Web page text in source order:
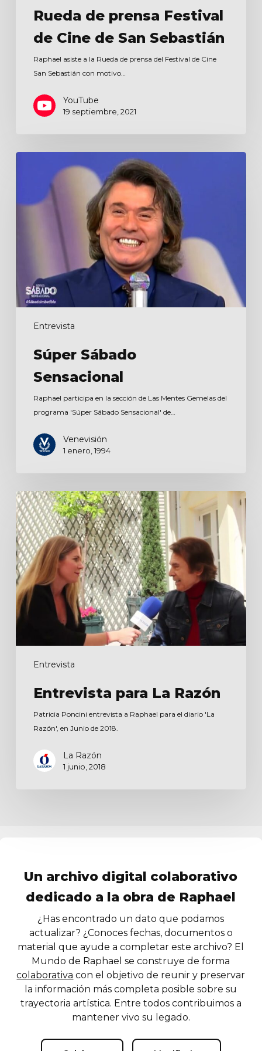
Rueda de prensa Festival
de Cine de San Sebastián
Raphael asiste a la Rueda de prensa del Festival de Cine
San Sebastián con motivo…
YouTube
19 septiembre, 2021
Entrevista
Súper
Sensacional
Súper Sábado
Sensacional
Raphael participa en la sección de Las Mentes Gemelas del
programa 'Súper Sábado Sensacional' de…
Venevisión
1 enero, 1994
Entrevista
Entrevista
para
La
Razón
Entrevista para La Razón
Patricia Poncini entrevista a Raphael para el diario 'La
Razón', en Junio de 2018.
La Razón
1 junio, 2018
Un archivo digital colaborativo
dedicado a la obra de Raphael
¿Has encontrado un dato que podamos
actualizar? ¿Conoces fechas, documentos o
material que ayude a completar este archivo? El
Mundo de Raphael se construye de forma
colaborativa con el objetivo de reunir y preservar
la información más completa posible sobre su
trayectoria artística. Entre todos contribuimos a
mantener vivo su legado.